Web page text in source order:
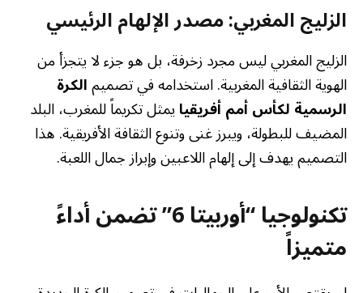
الزليج المغربي: مصدر الإلهام الرئيسي
الزليج المغربي ليس مجرد زخرفة، بل هو جزء لا يتجزأ من
الهوية الثقافية المغربية. استخدامه في تصميمالكرة
الرسمية لكأس أمم أفريقيايمثل تكريماً للمغرب، البلد
المضيف للبطولة، ويبرز غنى وتنوع الثقافة الأفريقية. هذا
التصميم يهدف إلى إلهام اللاعبين وإبراز جمال اللعبة.
تكنولوجيا “أوربيتا 6” تضمن أداءً
متميزاً